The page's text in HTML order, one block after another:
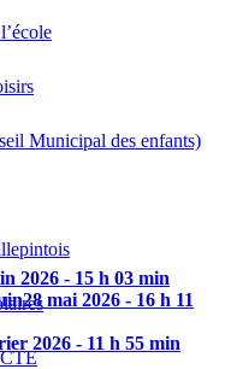
Municipal des enfants)
2026 - 15 h 03 min
28 mai 2026 - 16 h 11
2026 - 11 h 55 min